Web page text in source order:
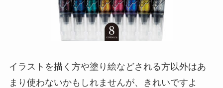
イラストを描く方や塗り絵などされる方以外はあ
まり使わないかもしれませんが、きれいですよ